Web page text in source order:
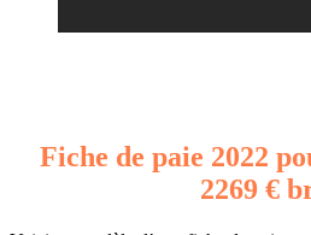
Fiche de paie 2022
2269 €